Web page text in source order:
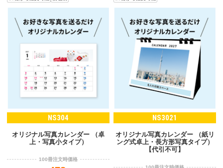
NS304
オリジナル写真カレンダー （卓
上・写真小タイプ）
100冊注文時価格
NS3021
オリジナル写真カレンダー （紙リ
ング式卓上・長方形写真タイプ）
【代引不可】